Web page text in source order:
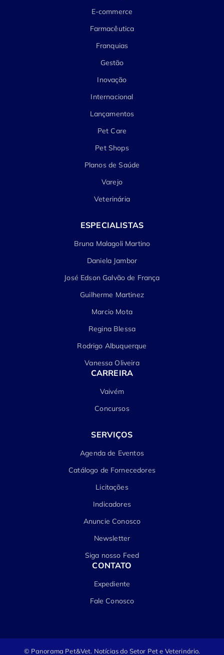
E-commerce
Farmacêutica
Franquias
Gestão
Inovação
Internacional
Lançamentos
Pet Care
Pet Shops
Planos de Saúde
Varejo
Veterinária
ESPECIALISTAS
Bruna Malagoli Martino
Daniela Jambor
José Edson Galvão de França
Guilherme Martinez
Marcio Mota
Regina Blessa
Rodrigo Albuquerque
Vanessa Oliveira
CARREIRA
Vaivém
Concursos
SERVIÇOS
Agenda de Eventos
Catálogo de Fornecedores
Licitações
Indicadores
Anuncie Conosco
Newsletter
Siga nosso Feed
CONTATO
Expediente
Fale Conosco
© Panorama Pet&Vet. Notícias do Setor Pet e Veterinário.